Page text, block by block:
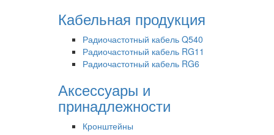
Кабельная продукция
Радиочастотный кабель Q540
Радиочастотный кабель RG11
Радиочастотный кабель RG6
Аксессуары и
принадлежности
Кронштейны